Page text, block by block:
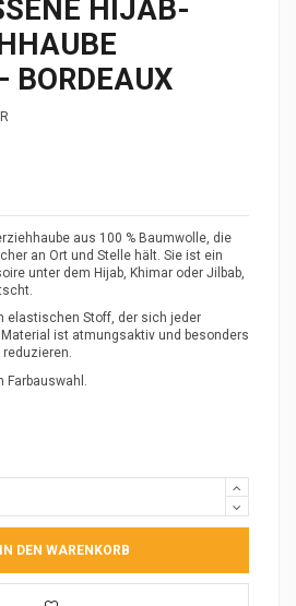
HIJAB-
BORDEAUX
aus 100 % Baumwolle, die
an Ort und Stelle hält. Sie ist ein
unter dem Hijab, Khimar oder Jilbab,
elastischen Stoff, der sich jeder
ist atmungsaktiv und besonders
Farbauswahl.
IN DEN WARENKORB